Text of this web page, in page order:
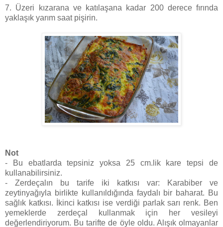
7. Üzeri kızarana ve katılaşana kadar 200 derece fırında
yaklaşık yarım saat pişirin.
Not
- Bu ebatlarda tepsiniz yoksa 25 cm.lik kare tepsi de
kullanabilirsiniz.
- Zerdeçalın bu tarife iki katkısı var: Karabiber ve
zeytinyağıyla birlikte kullanıldığında faydalı bir baharat. Bu
sağlık katkısı. İkinci katkısı ise verdiği parlak sarı renk. Ben
yemeklerde zerdeçal kullanmak için her vesileyi
değerlendiriyorum. Bu tarifte de öyle oldu. Alışık olmayanlar